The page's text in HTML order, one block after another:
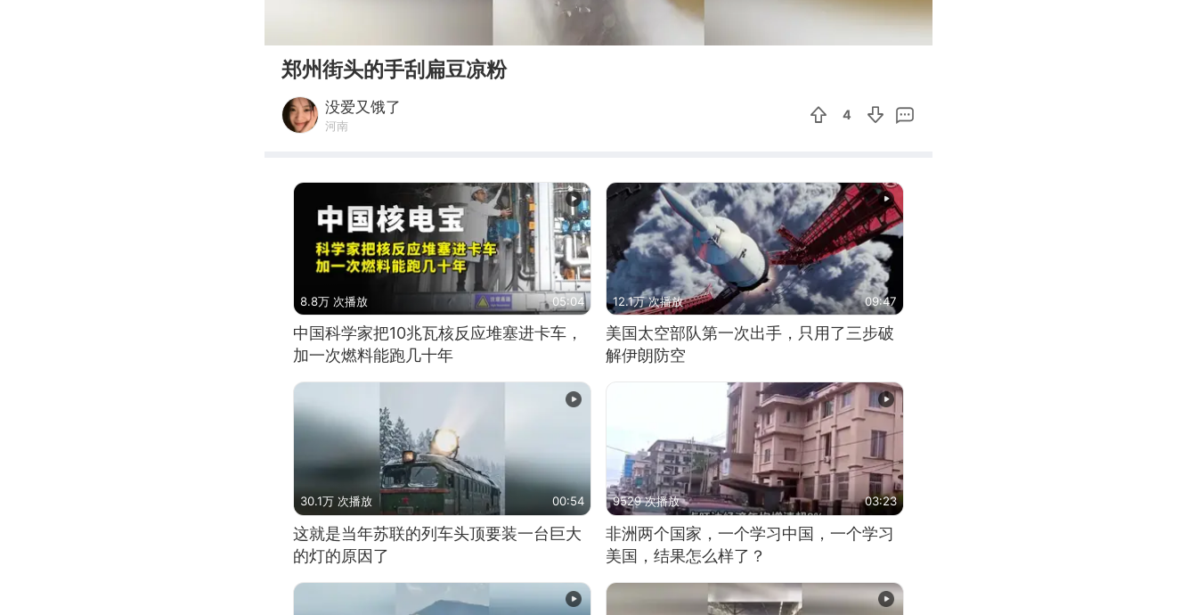
郑州街头的手刮扁豆凉粉
没爱又饿了
河南
4
8.8万 次播放 05:04
中国科学家把10兆瓦核反应堆塞进卡车，
加一次燃料能跑几十年
12.1万 次播放 09:47
美国太空部队第一次出手，只用了三步破
解伊朗防空
30.1万 次播放 00:54
这就是当年苏联的列车头顶要装一台巨大
的灯的原因了
9529 次播放 03:23
非洲两个国家，一个学习中国，一个学习
美国，结果怎么样了？